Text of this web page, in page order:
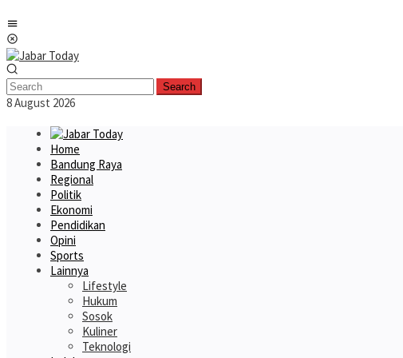
to
content
Search
8 August 2026
Home
Bandung Raya
Regional
Politik
Ekonomi
Pendidikan
Opini
Sports
Lainnya
Lifestyle
Hukum
Sosok
Kuliner
Teknologi